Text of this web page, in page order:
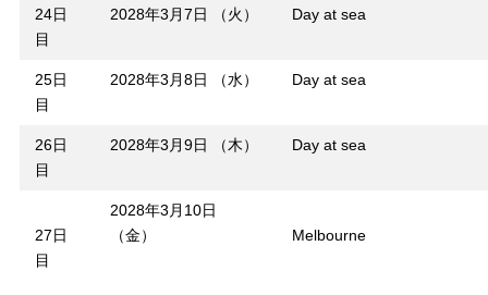
24日
目
2028年3月7日 （火） Day at sea
25日
目
2028年3月8日 （水） Day at sea
26日
目
2028年3月9日 （木） Day at sea
27日
目
2028年3月10日
（金）
Melbourne